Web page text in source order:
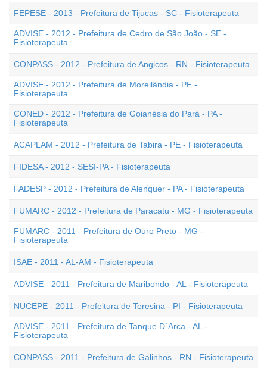
FEPESE - 2013 - Prefeitura de Tijucas - SC - Fisioterapeuta
ADVISE - 2012 - Prefeitura de Cedro de São João - SE -
Fisioterapeuta
CONPASS - 2012 - Prefeitura de Angicos - RN - Fisioterapeuta
ADVISE - 2012 - Prefeitura de Moreilândia - PE -
Fisioterapeuta
CONED - 2012 - Prefeitura de Goianésia do Pará - PA -
Fisioterapeuta
ACAPLAM - 2012 - Prefeitura de Tabira - PE - Fisioterapeuta
FIDESA - 2012 - SESI-PA - Fisioterapeuta
FADESP - 2012 - Prefeitura de Alenquer - PA - Fisioterapeuta
FUMARC - 2012 - Prefeitura de Paracatu - MG - Fisioterapeuta
FUMARC - 2011 - Prefeitura de Ouro Preto - MG -
Fisioterapeuta
ISAE - 2011 - AL-AM - Fisioterapeuta
ADVISE - 2011 - Prefeitura de Maribondo - AL - Fisioterapeuta
NUCEPE - 2011 - Prefeitura de Teresina - PI - Fisioterapeuta
ADVISE - 2011 - Prefeitura de Tanque D`Arca - AL -
Fisioterapeuta
CONPASS - 2011 - Prefeitura de Galinhos - RN - Fisioterapeuta